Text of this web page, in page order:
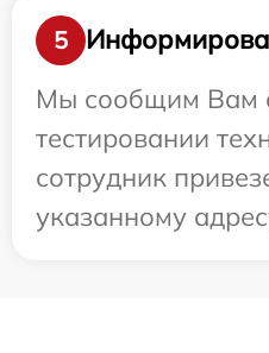
5
Мы сообщим Вам
тестировании
сотрудник
указанному